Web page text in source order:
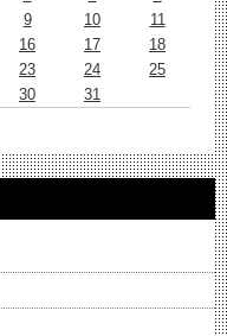
9 10
11
16 17
18
23 24
25
30 31